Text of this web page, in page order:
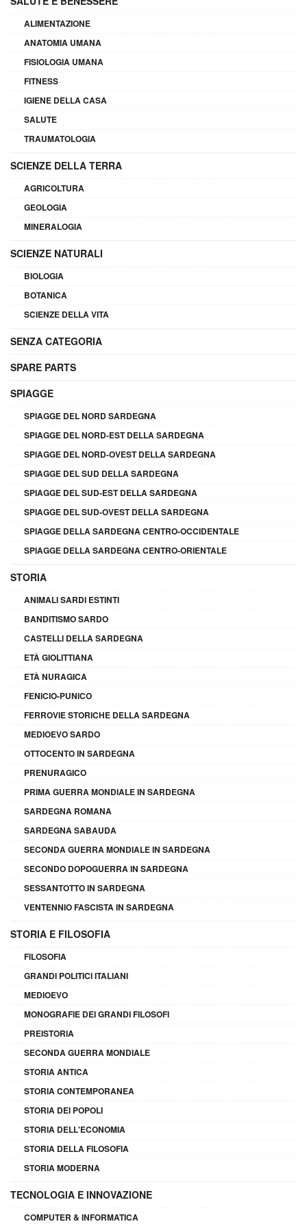
ALIMENTAZIONE
ANATOMIA UMANA
FISIOLOGIA UMANA
FITNESS
IGIENE DELLA CASA
SALUTE
TRAUMATOLOGIA
SCIENZE DELLA TERRA
AGRICOLTURA
GEOLOGIA
MINERALOGIA
SCIENZE NATURALI
BIOLOGIA
BOTANICA
SCIENZE DELLA VITA
SENZA CATEGORIA
SPARE PARTS
SPIAGGE
SPIAGGE DEL NORD SARDEGNA
SPIAGGE DEL NORD-EST DELLA SARDEGNA
SPIAGGE DEL NORD-OVEST DELLA SARDEGNA
SPIAGGE DEL SUD DELLA SARDEGNA
SPIAGGE DEL SUD-EST DELLA SARDEGNA
SPIAGGE DEL SUD-OVEST DELLA SARDEGNA
SPIAGGE DELLA SARDEGNA CENTRO-OCCIDENTALE
SPIAGGE DELLA SARDEGNA CENTRO-ORIENTALE
STORIA
ANIMALI SARDI ESTINTI
BANDITISMO SARDO
CASTELLI DELLA SARDEGNA
ETÀ GIOLITTIANA
ETÀ NURAGICA
FENICIO-PUNICO
FERROVIE STORICHE DELLA SARDEGNA
MEDIOEVO SARDO
OTTOCENTO IN SARDEGNA
PRENURAGICO
PRIMA GUERRA MONDIALE IN SARDEGNA
SARDEGNA ROMANA
SARDEGNA SABAUDA
SECONDA GUERRA MONDIALE IN SARDEGNA
SECONDO DOPOGUERRA IN SARDEGNA
SESSANTOTTO IN SARDEGNA
VENTENNIO FASCISTA IN SARDEGNA
STORIA E FILOSOFIA
FILOSOFIA
GRANDI POLITICI ITALIANI
MEDIOEVO
MONOGRAFIE DEI GRANDI FILOSOFI
PREISTORIA
SECONDA GUERRA MONDIALE
STORIA ANTICA
STORIA CONTEMPORANEA
STORIA DEI POPOLI
STORIA DELL'ECONOMIA
STORIA DELLA FILOSOFIA
STORIA MODERNA
TECNOLOGIA E INNOVAZIONE
COMPUTER & INFORMATICA